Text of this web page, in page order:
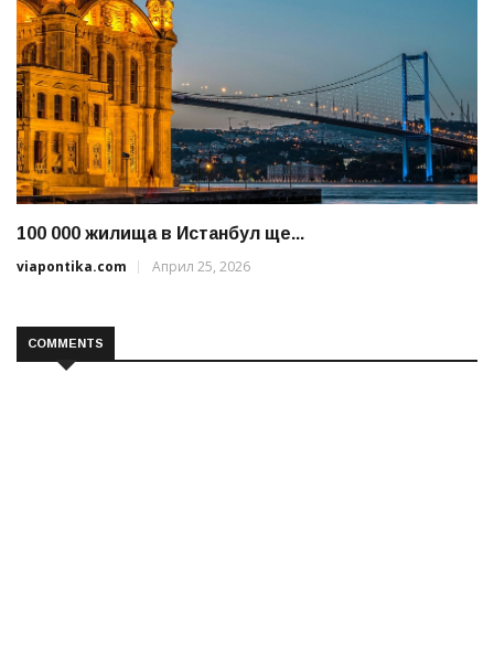
100 000 жилища в Истанбул ще...
viapontika.com
Април 25, 2026
COMMENTS